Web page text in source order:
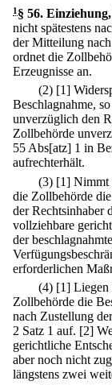
1 § 56.
nicht spätestens
der Mitteilung
ordnet die
Erzeugnisse an.
(2) [1]
Beschlagnahme,
unverzüglich den
Zollbehörde
55 Abs[atz] 1 in
aufrechterhält.
(3) [1] Nimmt
die Zollbehörde
der Rechtsinhaber
vollziehbare
der
erforderlichen
(4) [1] Liegen
Zollbehörde die
nach Zustellung
2 Satz 1 auf. [2]
gerichtliche
aber noch nicht
längstens zwei